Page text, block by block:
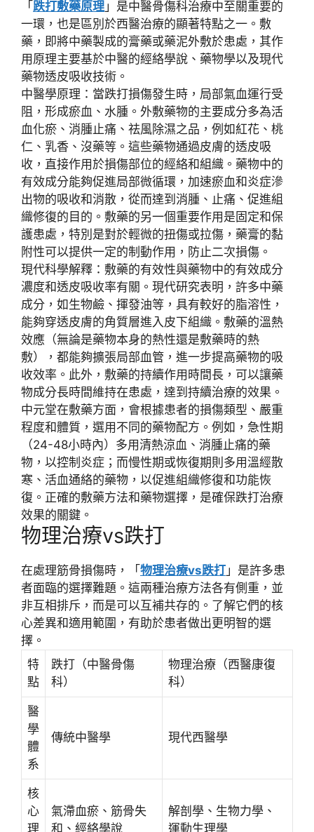
「 跌打敷藥原理 」是中醫骨傷科治療中至關重要的
一環，也是區別於西醫治療的顯著特點之一。敷
藥，即將中藥製成的膏藥或藥泥外敷於患處，其作
用原理主要基於中醫的經絡學說、藥物學以及現代
藥物透皮吸收技術 。
中醫學原理 ：當跌打損傷發生時，局部氣血運行受
阻，形成瘀血、水腫。外敷藥物的主要成分多為活
血化瘀、消腫止痛、祛風除濕之品，例如 紅花、桃
仁、乳香、沒藥等。這些藥物通過皮膚的透皮吸
收 ，直接作用於損傷部位的經絡和組織。藥物中的
有效成分能夠促進局部微循環 ，加速瘀血和炎症滲
出物的吸收和消散，從而達到 消腫、止痛、促進組
織修復的目的。敷藥的另一個重要作用是 固定和保
護患處，特別是對於輕微的扭傷或拉傷，藥膏的黏
附性可以提供一定的制動作用 ，防止二次損傷。
現代科學解釋 ：敷藥的有效性與藥物中的有效成分
濃度和透皮吸收率有關。現代研究表明，許多中藥
成分，如生物鹼、揮發油等，具有較好的脂溶性 ，
能夠穿透皮膚的角質層進入皮下組織。敷藥的溫熱
效應 （無論是藥物本身的熱性還是敷藥時的熱
敷），都能夠擴張局部血管 ，進一步提高藥物的吸
收效率。此外，敷藥的持續作用時間長 ，可以讓藥
物成分長時間維持在患處，達到 持續治療的效果。
中元堂在敷藥方面，會根據患者的損傷類型、嚴重
程度和體質 ，選用不同的藥物配方。例如，急性期
（24-48小時內）多用清熱涼血、消腫止痛的藥
物，以控制炎症；而慢性期或恢復期則多用 溫經散
寒、活血通絡的藥物，以促進組織修復和功能恢
復。正確的敷藥方法和藥物選擇，是確保跌打治療
效果的關鍵。
物理治療vs跌打
在處理筋骨損傷時，「 物理治療vs跌打 」是許多患
者面臨的選擇難題。這兩種治療方法各有側重，並
非互相排斥，而是可以互補共存的。了解它們的核
心差異和適用範圍 ，有助於患者做出更明智的選
擇。
特
點
跌打（中醫骨傷
科）
物理治療（西醫康復
科）
醫
學
體
系
傳統中醫學 現代西醫學
核
心
理
氣滯血瘀、筋骨失
和、經絡學說
解剖學、生物力學、
運動生理學